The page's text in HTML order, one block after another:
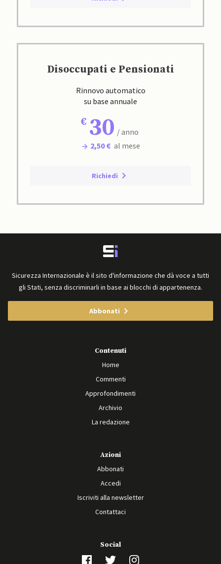
Disoccupati e Pensionati
Rinnovo automatico
su base annuale
30 / anno
2,50 € al mese
Richiedi
Sicurezza Internazionale è il sito d'informazione che dà voce a tutti
gli Stati, senza discriminarli in base ai blocchi di appartenenza.
Abbonati
Contenuti
Home
Commenti
Approfondimenti
Archivio
La redazione
Azioni
Abbonati
Accedi
Iscriviti alla newsletter
Contattaci
Social